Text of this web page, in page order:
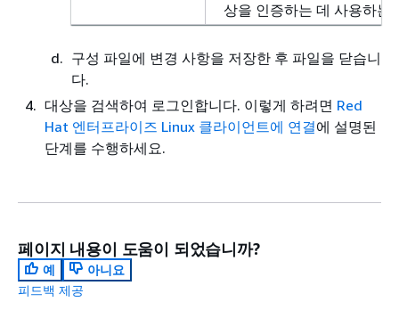
상을 인증하는 데 사용하는
구성 파일에 변경 사항을 저장한 후 파일을 닫습니
다.
대상을 검색하여 로그인합니다. 이렇게 하려면 Red
Hat 엔터프라이즈 Linux 클라이언트에 연결에 설명된
단계를 수행하세요.
페이지 내용이 도움이 되었습니까?
예
아니요
피드백 제공